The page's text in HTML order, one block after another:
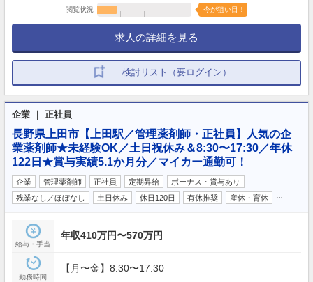
閲覧状況 今が狙い目！
求人の詳細を見る
検討リスト（要ログイン）
企業 ｜ 正社員
長野県上田市【上田駅／管理薬剤師・正社員】人気の企
業薬剤師★未経験OK／土日祝休み＆8:30〜17:30／年休
122日★賞与実績5.1か月分／マイカー通勤可！
企業 管理薬剤師 正社員 定期昇給
ボーナス・賞与あり
残業なし／ほぼなし
土日休み 休日120日 有休推奨 産休・育休
給与・手当
年収410万円〜570万円
勤務時間
【月〜金】8:30〜17:30